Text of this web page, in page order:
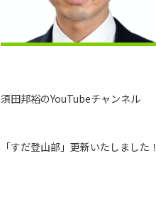
須田邦裕のYouTubeチャンネル
「すだ登山部」更新いたしました！